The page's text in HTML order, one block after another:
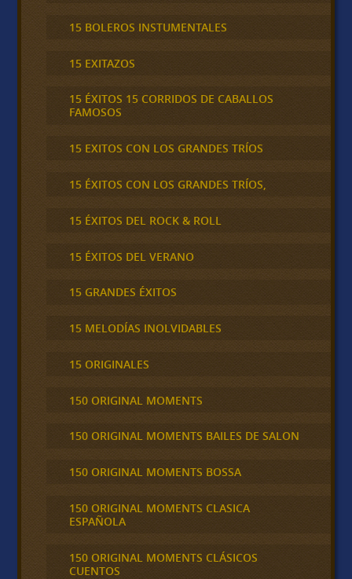
15 BOLEROS INSTUMENTALES
15 EXITAZOS
15 ÉXITOS 15 CORRIDOS DE CABALLOS
FAMOSOS
15 EXITOS CON LOS GRANDES TRÍOS
15 ÉXITOS CON LOS GRANDES TRÍOS,
15 ÉXITOS DEL ROCK & ROLL
15 ÉXITOS DEL VERANO
15 GRANDES ÉXITOS
15 MELODÍAS INOLVIDABLES
15 ORIGINALES
150 ORIGINAL MOMENTS
150 ORIGINAL MOMENTS BAILES DE SALON
150 ORIGINAL MOMENTS BOSSA
150 ORIGINAL MOMENTS CLASICA
ESPAÑOLA
150 ORIGINAL MOMENTS CLÁSICOS
CUENTOS